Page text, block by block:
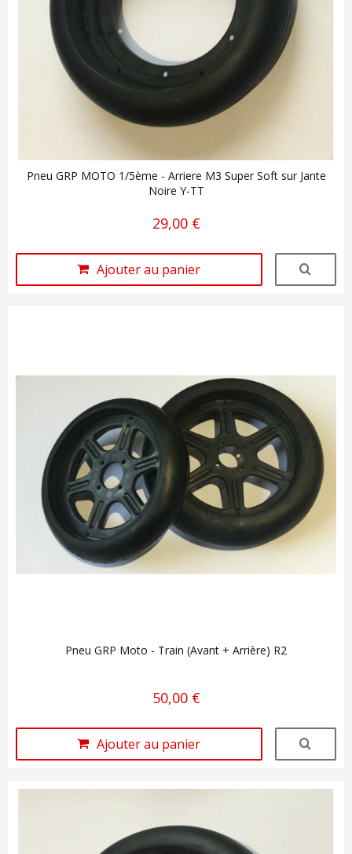
Pneu GRP MOTO 1/5ème - Arriere M3 Super Soft sur Jante
Noire Y-TT
29,00 €
Ajouter au panier
Pneu GRP Moto - Train (Avant + Arrière) R2
50,00 €
Ajouter au panier